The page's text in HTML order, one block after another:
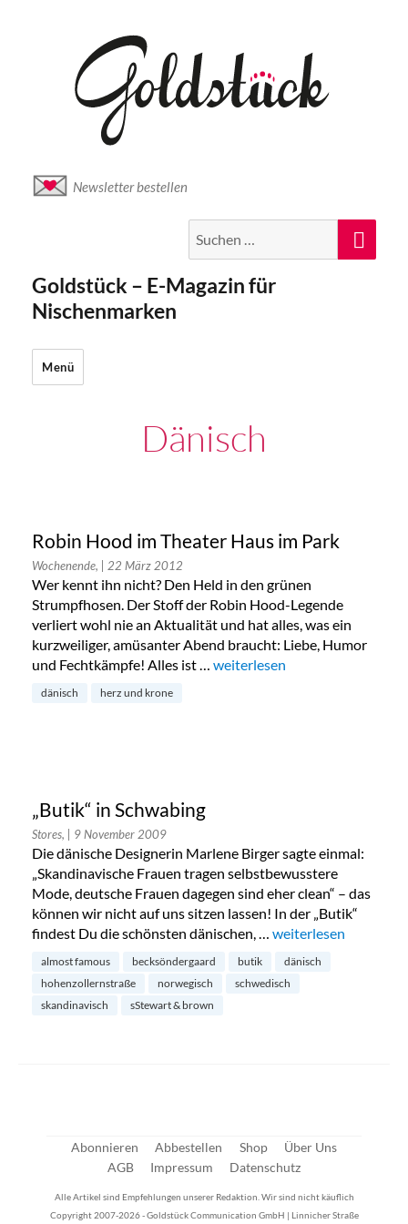
Newsletter bestellen
nach:
Goldstück – E-Magazin für
Nischenmarken
Menü
Dänisch
Robin Hood im Theater Haus im Park
Wochenende, | 22 März 2012
Wer kennt ihn nicht? Den Held in den grünen
Strumpfhosen. Der Stoff der Robin Hood-Legende
verliert wohl nie an Aktualität und hat alles, was ein
kurzweiliger, amüsanter Abend braucht: Liebe, Humor
und Fechtkämpfe! Alles ist … „Robin Hood im Theater Haus
weiterlesen
dänisch herz und krone
„Butik“ in Schwabing
Stores, | 9 November 2009
Die dänische Designerin Marlene Birger sagte einmal:
„Skandinavische Frauen tragen selbstbewusstere
Mode, deutsche Frauen dagegen sind eher clean“ – das
können wir nicht auf uns sitzen lassen! In der „Butik“
findest Du die schönsten dänischen, … „„Butik“ in
weiterlesen
almost famous becksöndergaard butik
dänisch
hohenzollernstraße
norwegisch
schwedisch
skandinavisch
sStewart & brown
Abonnieren Abbestellen Shop
Über Uns
AGB
Impressum Datenschutz
Alle Artikel sind Empfehlungen unserer Redaktion. Wir sind nicht käuflich
Copyright 2007-2026 - Goldstück Communication GmbH | Linnicher Straße